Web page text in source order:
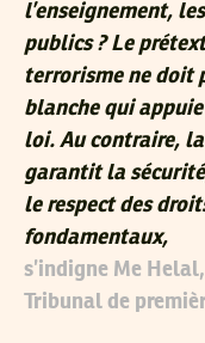
l’enseignement,
publics ? Le
terrorisme ne doit
blanche qui
loi. Au contraire,
garantit la
le respect des
fondamentaux,
s’indigne Me
Tribunal de